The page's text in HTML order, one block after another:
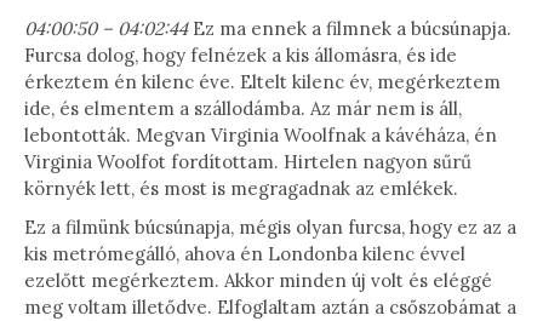
04:00:50 – 04:02:44Ez ma ennek a filmnek a búcsúnapja.
Furcsa dolog, hogy felnézek a kis állomásra, és ide
érkeztem én kilenc éve. Eltelt kilenc év, megérkeztem
ide, és elmentem a szállodámba. Az már nem is áll,
lebontották. Megvan Virginia Woolfnak a kávéháza, én
Virginia Woolfot fordítottam. Hirtelen nagyon sűrű
környék lett, és most is megragadnak az emlékek.
Ez a filmünk búcsúnapja, mégis olyan furcsa, hogy ez az a
kis metrómegálló, ahova én Londonba kilenc évvel
ezelőtt megérkeztem. Akkor minden új volt és eléggé
meg voltam illetődve. Elfoglaltam aztán a csőszobámat a